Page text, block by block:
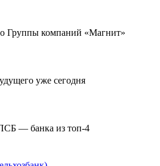
Группы компаний «Магнит»
уже сегодня
— банка из топ-4